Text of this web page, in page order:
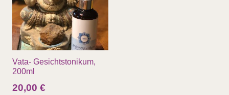
Vata- Gesichtstonikum,
200ml
20,00 €